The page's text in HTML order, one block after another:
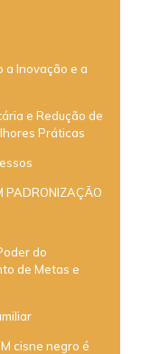
a Inovação e a
e Redução de
Práticas
PADRONIZAÇÃO
do
de Metas e
cisne negro é